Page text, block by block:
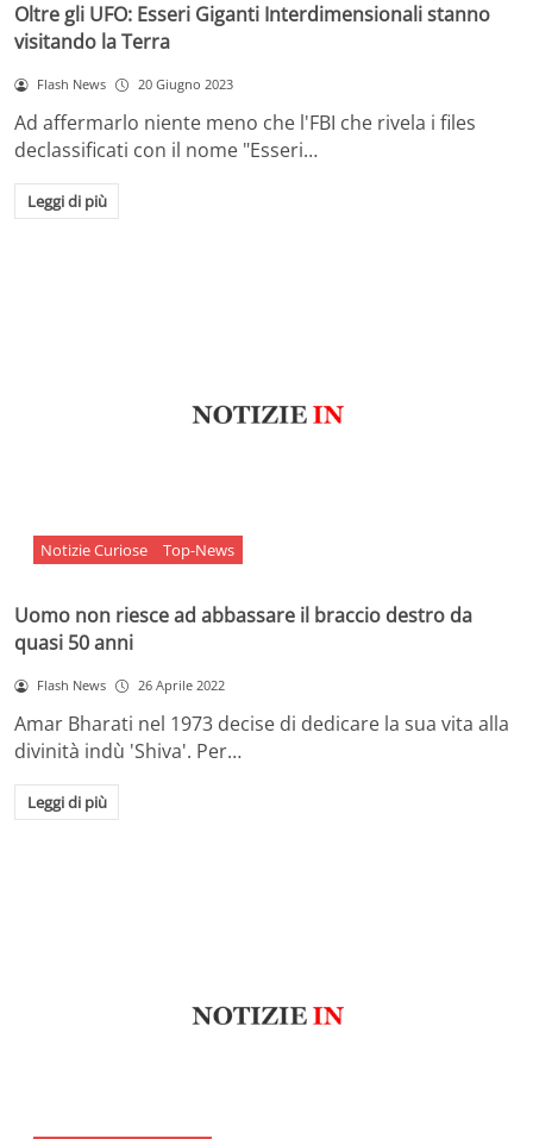
Oltre gli UFO: Esseri Giganti Interdimensionali stanno
visitando la Terra
Flash News 20 Giugno 2023
Ad affermarlo niente meno che l'FBI che rivela i files
declassificati con il nome "Esseri…
Leggi di più
Notizie Curiose Top-News
Uomo non riesce ad abbassare il braccio destro da
quasi 50 anni
Flash News 26 Aprile 2022
Amar Bharati nel 1973 decise di dedicare la sua vita alla
divinità indù 'Shiva'. Per…
Leggi di più